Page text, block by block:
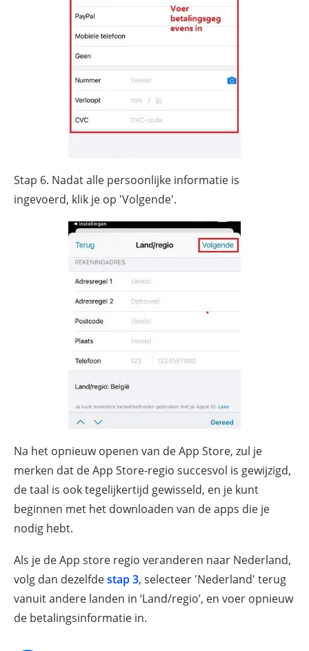
Stap 6. Nadat alle persoonlijke informatie is
ingevoerd, klik je op 'Volgende'.
Na het opnieuw openen van de App Store, zul je
merken dat de App Store-regio succesvol is gewijzigd,
de taal is ook tegelijkertijd gewisseld, en je kunt
beginnen met het downloaden van de apps die je
nodig hebt.
Als je de App store regio veranderen naar Nederland,
volg dan dezelfdestap 3, selecteer 'Nederland' terug
vanuit andere landen in ‘Land/regio’, en voer opnieuw
de betalingsinformatie in.